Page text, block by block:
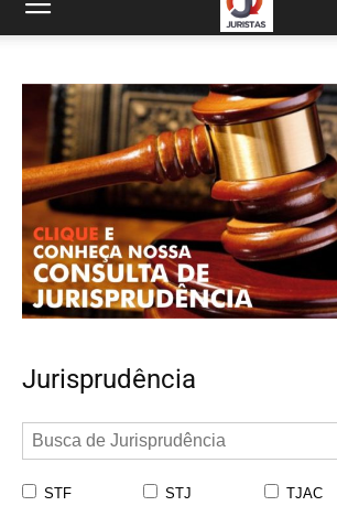
Jurisprudência
STF STJ
TJAC